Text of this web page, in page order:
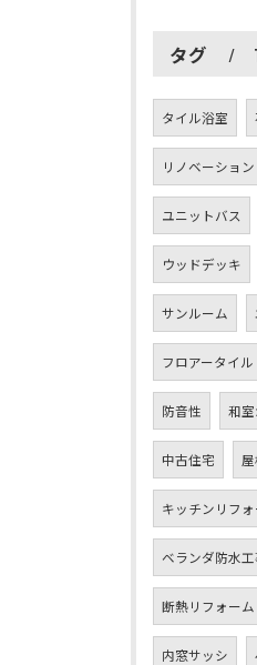
タグ
タイル浴室
リノベーション
ユニットバス
ウッドデッキ
サンルーム
フロアータイル
防音性 和
中古住宅
キッチンリフ
ベランダ防水工
断熱リフォーム
内窓サッシ